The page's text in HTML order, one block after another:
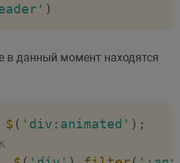
)
в данный момент находятся
$ ( 'div:animated' ) ;